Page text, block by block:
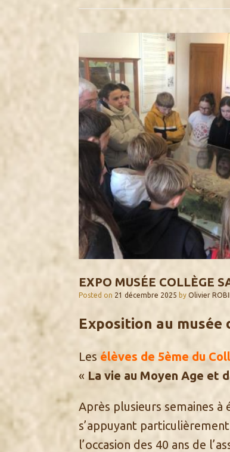
EXPO MUSÉE COLLÈGE
Posted on 21 décembre 2025 by Olivier
Exposition au musée
Les élèves de 5ème du
« La vie au Moyen Age et
Après plusieurs semaines
s’appuyant
l’occasion des 40 ans de